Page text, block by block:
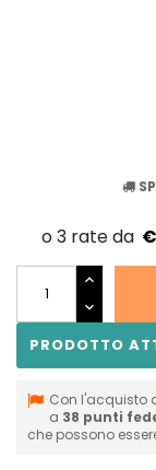
PRODOTTO
Con l'acquisto
a 38 punti
che possono